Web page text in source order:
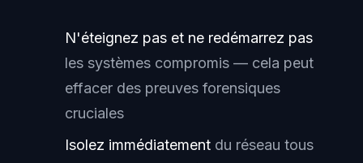
N'éteignez pas et ne redémarrez pas
les systèmes compromis — cela peut
effacer des preuves forensiques
cruciales
Isolez immédiatement du réseau tous